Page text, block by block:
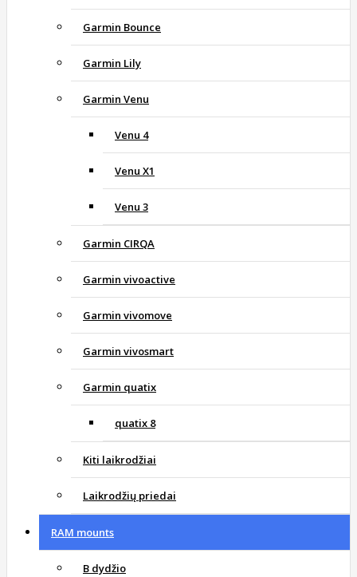
Garmin Bounce
Garmin Lily
Garmin Venu
Venu 4
Venu X1
Venu 3
Garmin CIRQA
Garmin vivoactive
Garmin vivomove
Garmin vivosmart
Garmin quatix
quatix 8
Kiti laikrodžiai
Laikrodžių priedai
RAM mounts
B dydžio